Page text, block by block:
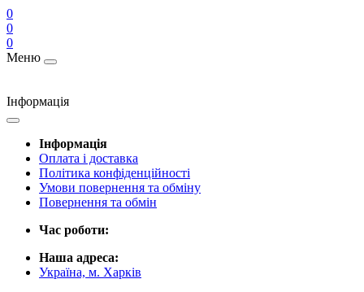
0
0
0
Меню
Інформація
Інформація
Оплата і доставка
Політика конфіденційності
Умови повернення та обміну
Повернення та обмін
Час роботи:
Наша адреса:
Україна, м. Харків